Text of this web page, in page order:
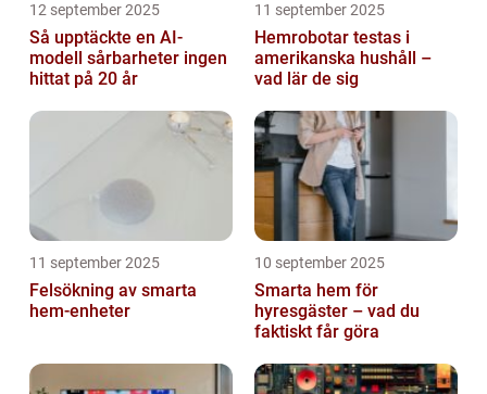
12 september 2025
Så upptäckte en AI-
modell sårbarheter ingen
hittat på 20 år
11 september 2025
Hemrobotar testas i
amerikanska hushåll –
vad lär de sig
11 september 2025
Felsökning av smarta
hem-enheter
10 september 2025
Smarta hem för
hyresgäster – vad du
faktiskt får göra